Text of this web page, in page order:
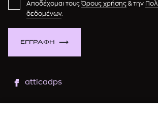
ΕΓΓΡΑΦΗ
Αποδέχομαι τουςΌρους χρήσης & την
δεδομένων.
atticadps